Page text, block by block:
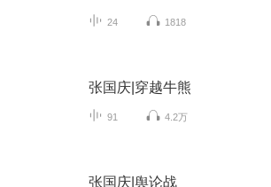
24 1818
张国庆|穿越牛熊
91 4.2万
张国庆|舆论战